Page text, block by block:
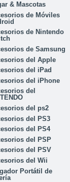
& Mascotas
de Móviles
de Nintendo
de Samsung
del Apple
del iPad
del iPhone
del
del ps2
del PS3
del PS4
del PSP
del PSV
del Wii
Portátil de